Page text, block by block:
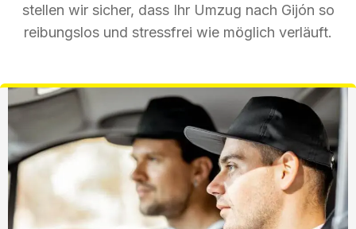
stellen wir sicher, dass Ihr Umzug nach Gijón so
reibungslos und stressfrei wie möglich verläuft.